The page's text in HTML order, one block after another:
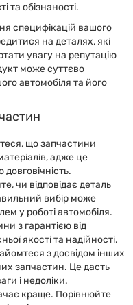
та обізнаності.
специфікацій вашого
на деталях, які
увагу на репутацію
може суттєво
автомобіля та його
що запчастини
адже це
чи відповідає деталь
вибір може
у роботі автомобіля.
з гарантією від
якості та надійності.
з досвідом інших
запчастин. Це дасть
і недоліки.
краще. Порівнюйте